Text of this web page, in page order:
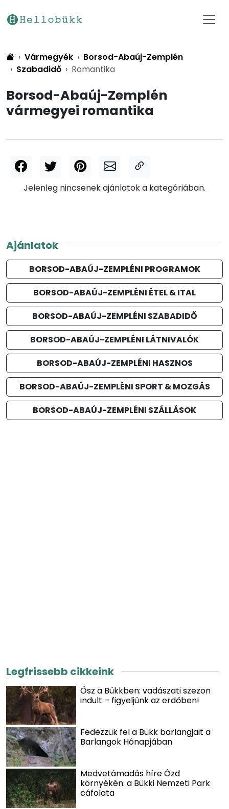
Vármegyék
Borsod-Abaúj-Zemplén
Szabadidő
Romantika
Borsod-Abaúj-Zemplén
vármegyei romantika
Jelenleg nincsenek ajánlatok a kategóriában.
Ajánlatok
BORSOD-ABAÚJ-ZEMPLÉNI PROGRAMOK
BORSOD-ABAÚJ-ZEMPLÉNI ÉTEL & ITAL
BORSOD-ABAÚJ-ZEMPLÉNI SZABADIDŐ
BORSOD-ABAÚJ-ZEMPLÉNI LÁTNIVALÓK
BORSOD-ABAÚJ-ZEMPLÉNI HASZNOS
BORSOD-ABAÚJ-ZEMPLÉNI SPORT & MOZGÁS
BORSOD-ABAÚJ-ZEMPLÉNI SZÁLLÁSOK
Legfrissebb cikkeink
Ősz a Bükkben: vadászati szezon
indult – figyeljünk az erdőben!
Fedezzük fel a Bükk barlangjait a
Barlangok Hónapjában
Medvetámadás híre Ózd
környékén: a Bükki Nemzeti Park
cáfolata